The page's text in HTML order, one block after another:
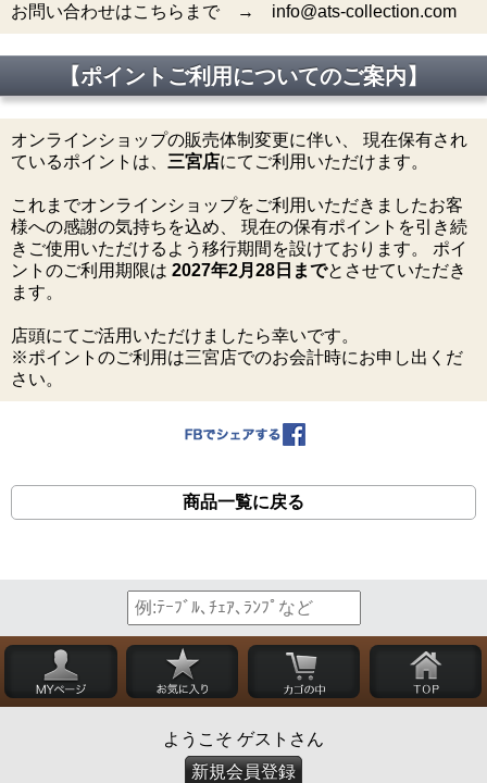
お問い合わせはこちらまで → info@ats-collection.com
【ポイントご利用についてのご案内】
オンラインショップの販売体制変更に伴い、 現在保有され
ているポイントは、 三宮店にてご利用いただけます。
これまでオンラインショップをご利用いただきましたお客
様への感謝の気持ちを込め、 現在の保有ポイントを引き続
きご使用いただけるよう移行期間を設けております。 ポイ
ントのご利用期限は 2027年2月28日までとさせていただき
ます。
店頭にてご活用いただけましたら幸いです。
※ポイントのご利用は三宮店でのお会計時にお申し出くだ
さい。
商品一覧に戻る
ようこそ ゲストさん
新規会員登録